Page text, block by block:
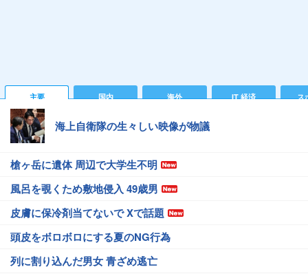
主要 国内 海外 IT 経済 ス
海上自衛隊の生々しい映像が物議
槍ヶ岳に遺体 周辺で大学生不明
風呂を覗くため敷地侵入 49歳男
皮膚に保冷剤当てないで Xで話題
頭皮をボロボロにする夏のNG行為
列に割り込んだ男女 青ざめ逃亡